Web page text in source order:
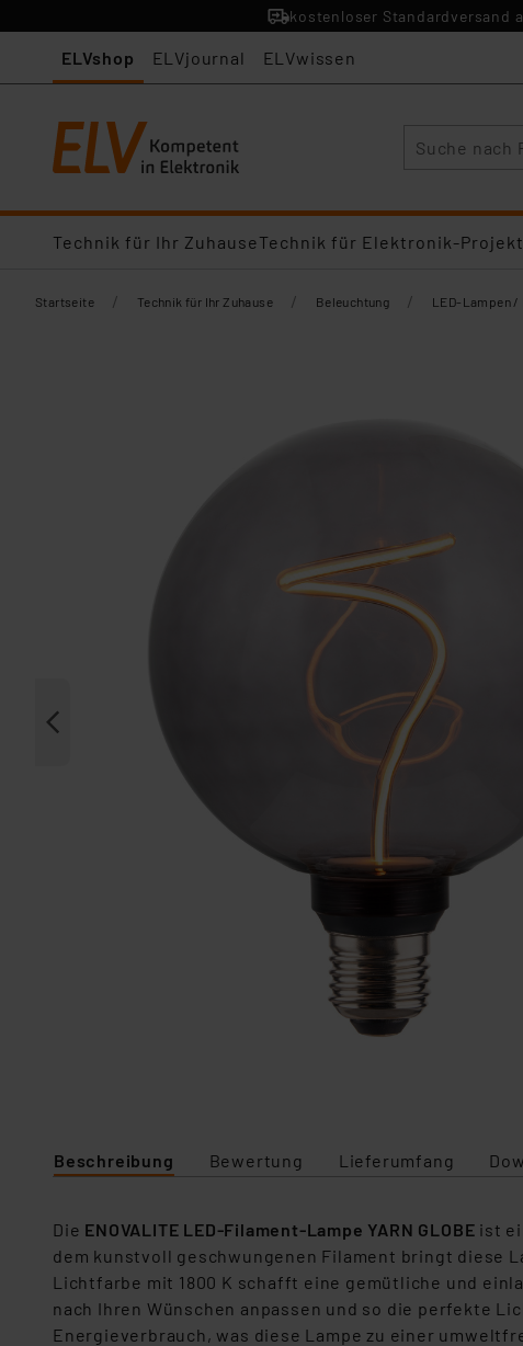
kostenloser Standardversand
ELVshop ELVjournal ELVwissen
Technik für Ihr ZuhauseTechnik für Elektronik-
Startseite / Technik für Ihr Zuhause / Beleuchtung / LED-Lampen
Beschreibung Bewertung Lieferumfang
Die ENOVALITE LED-Filament-Lampe YARN GLOBE ist
dem kunstvoll geschwungenen Filament bringt diese
Lichtfarbe mit 1800 K schafft eine gemütliche und
nach Ihren Wünschen anpassen und so die perfekte
Energieverbrauch, was diese Lampe zu einer